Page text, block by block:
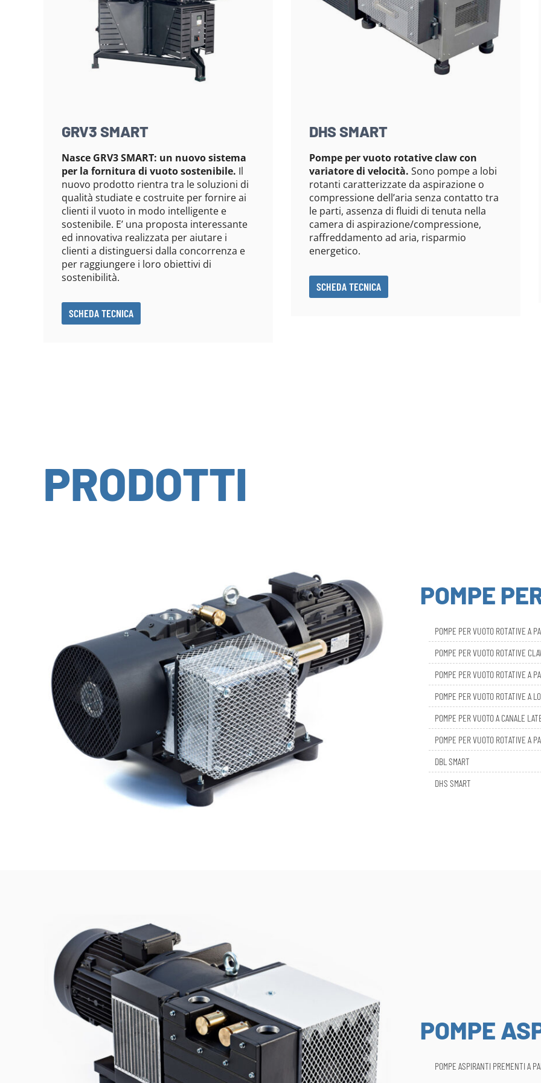
GRV3 SMART
Nasce GRV3 SMART: un nuovo sistema
per la fornitura di vuoto sostenibile. Il
nuovo prodotto rientra tra le soluzioni di
qualità studiate e costruite per fornire ai
clienti il vuoto in modo intelligente e
sostenibile. E’ una proposta interessante
ed innovativa realizzata per aiutare i
clienti a distinguersi dalla concorrenza e
per raggiungere i loro obiettivi di
sostenibilità.
SCHEDA TECNICA
DHS SMART
Pompe per vuoto rotative claw con
variatore di velocità. Sono pompe a lobi
rotanti caratterizzate da aspirazione o
compressione dell’aria senza contatto tra
le parti, assenza di fluidi di tenuta nella
camera di aspirazione/compressione,
raffreddamento ad aria, risparmio
energetico.
SCHEDA TECNICA
PRODOTTI
POMPE
POMPE PER VUOTO ROTATIVE A
POMPE PER VUOTO ROTATIVE
POMPE PER VUOTO ROTATIVE A
POMPE PER VUOTO ROTATIVE A
POMPE PER VUOTO A CANALE
POMPE PER VUOTO ROTATIVE A
DBL SMART
DHS SMART
POMPE
POMPE ASPIRANTI PREMENTI A